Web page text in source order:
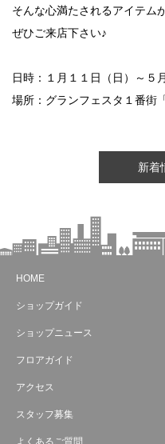
そんな心満たされるアイテム
ぜひご来店下さい♪
日時：１月１１日（日）～
場所：グランフェスタ１番街
新着
HOME
ショップガイド
ショップニュース
フロアガイド
アクセス
スタッフ募集